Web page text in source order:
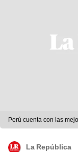
Perú cuenta con las
La República